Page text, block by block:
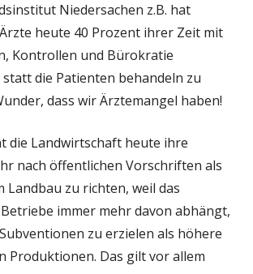
Niedersachen z.B. hat
heute 40 Prozent ihrer Zeit mit
Kontrollen und Bürokratie
die Patienten behandeln zu
dass wir Ärztemangel haben!
die Landwirtschaft heute ihre
nach öffentlichen Vorschriften als
Landbau zu richten, weil das
immer mehr davon abhängt,
zu erzielen als höhere
Produktionen. Das gilt vor allem